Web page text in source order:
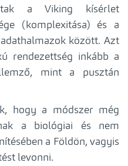
a Viking kísérlet
(komplexitása) és a
között. Azt
rendezettség inkább a
mint a pusztán
hogy a módszer még
a biológiai és nem
a Földön, vagyis
levonni.